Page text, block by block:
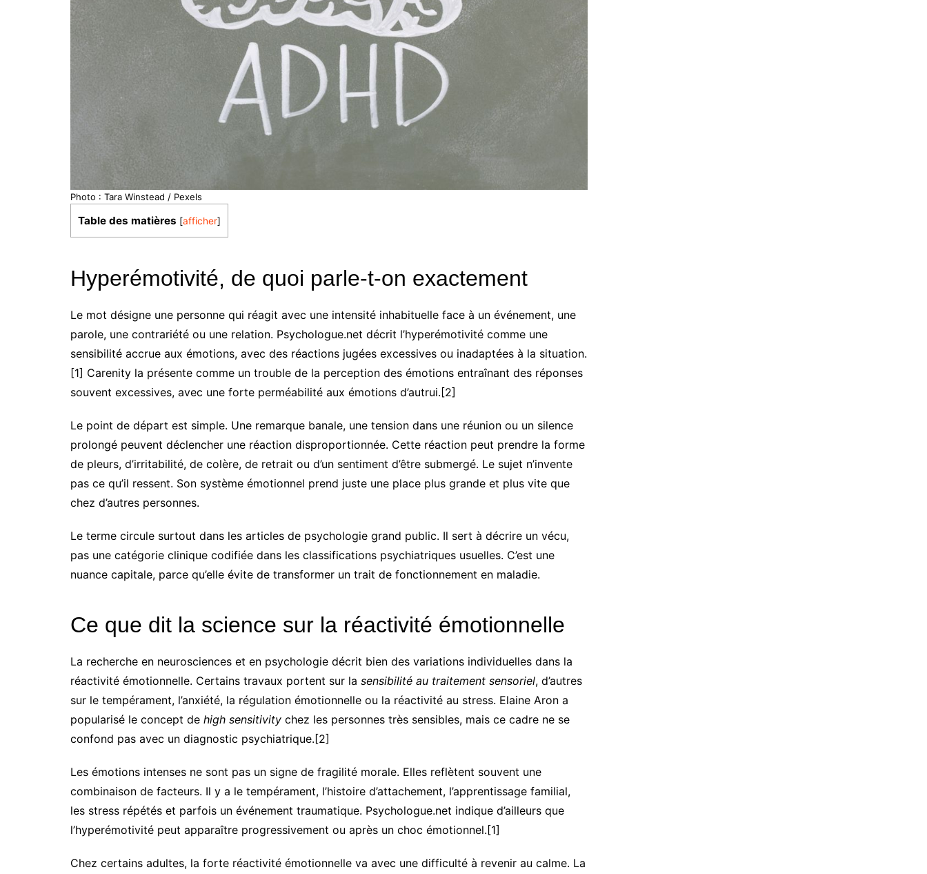
Photo : Tara Winstead / Pexels
Table des matières [afficher]
Hyperémotivité, de quoi parle-t-on exactement
Le mot désigne une personne qui réagit avec une intensité inhabituelle face à un événement, une
parole, une contrariété ou une relation. Psychologue.net décrit l’hyperémotivité comme une
sensibilité accrue aux émotions, avec des réactions jugées excessives ou inadaptées à la situation.
[1] Carenity la présente comme un trouble de la perception des émotions entraînant des réponses
souvent excessives, avec une forte perméabilité aux émotions d’autrui.[2]
Le point de départ est simple. Une remarque banale, une tension dans une réunion ou un silence
prolongé peuvent déclencher une réaction disproportionnée. Cette réaction peut prendre la forme
de pleurs, d’irritabilité, de colère, de retrait ou d’un sentiment d’être submergé. Le sujet n’invente
pas ce qu’il ressent. Son système émotionnel prend juste une place plus grande et plus vite que
chez d’autres personnes.
Le terme circule surtout dans les articles de psychologie grand public. Il sert à décrire un vécu,
pas une catégorie clinique codifiée dans les classifications psychiatriques usuelles. C’est une
nuance capitale, parce qu’elle évite de transformer un trait de fonctionnement en maladie.
Ce que dit la science sur la réactivité émotionnelle
La recherche en neurosciences et en psychologie décrit bien des variations individuelles dans la
réactivité émotionnelle. Certains travaux portent sur la sensibilité au traitement sensoriel, d’autres
sur le tempérament, l’anxiété, la régulation émotionnelle ou la réactivité au stress. Elaine Aron a
popularisé le concept de high sensitivity chez les personnes très sensibles, mais ce cadre ne se
confond pas avec un diagnostic psychiatrique.[2]
Les émotions intenses ne sont pas un signe de fragilité morale. Elles reflètent souvent une
combinaison de facteurs. Il y a le tempérament, l’histoire d’attachement, l’apprentissage familial,
les stress répétés et parfois un événement traumatique. Psychologue.net indique d’ailleurs que
l’hyperémotivité peut apparaître progressivement ou après un choc émotionnel.[1]
Chez certains adultes, la forte réactivité émotionnelle va avec une difficulté à revenir au calme. La